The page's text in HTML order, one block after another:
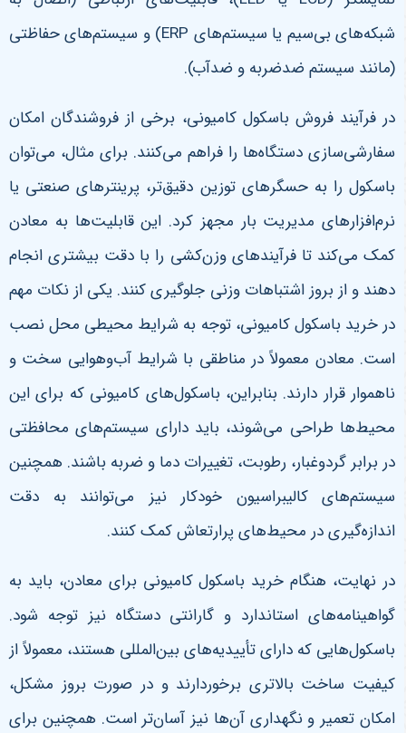
شبکه‌های بی‌سیم یا سیستم‌های
و سیستم‌های حفاظتی
(مانند سیستم ضدضربه و ضدآب).
در فرآیند فروش باسکول کامیونی، برخی از فروشندگان امکان
سفارشی‌سازی دستگاه‌ها را فراهم می‌کنند. برای مثال، می‌توان
باسکول را به حسگرهای توزین دقیق‌تر، پرینترهای صنعتی یا
نرم‌افزارهای مدیریت بار مجهز کرد. این قابلیت‌ها به معادن
کمک می‌کند تا فرآیندهای وزن‌کشی را با دقت بیشتری انجام
دهند و از بروز اشتباهات وزنی جلوگیری کنند. یکی از نکات مهم
در خرید باسکول کامیونی، توجه به شرایط محیطی محل نصب
است. معادن معمولاً در مناطقی با شرایط آب‌وهوایی سخت و
ناهموار قرار دارند. بنابراین، باسکول‌های کامیونی که برای این
محیط‌ها طراحی می‌شوند، باید دارای سیستم‌های محافظتی
در برابر گردوغبار، رطوبت، تغییرات دما و ضربه باشند. همچنین
سیستم‌های کالیبراسیون خودکار نیز می‌توانند به دقت
اندازه‌گیری در محیط‌های پرارتعاش کمک کنند.
در نهایت، هنگام خرید باسکول کامیونی برای معادن، باید به
گواهینامه‌های استاندارد و گارانتی دستگاه نیز توجه شود.
باسکول‌هایی که دارای تأییدیه‌های بین‌المللی هستند، معمولاً از
کیفیت ساخت بالاتری برخوردارند و در صورت بروز مشکل،
امکان تعمیر و نگهداری آن‌ها نیز آسان‌تر است. همچنین برای